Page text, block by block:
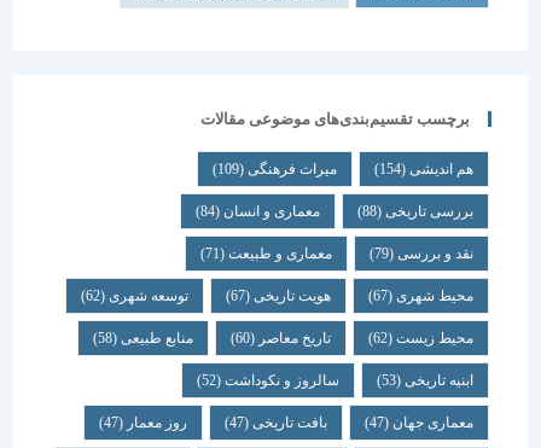
برچسب تقسیم‌بندی‌های موضوعی مقالات
هم اندیشی (154) میراث فرهنگی (109)
بررسی تاریخی (88) معماری و انسان (84)
نقد و بررسی (79) معماری و طبیعت (71)
محیط شهری(67) هویت تاریخی(67) توسعه شهری(62)
محیط زیست(62) تاریخ معاصر(60) منابع طبیعی(58)
ابنیه تاریخی(53) سالروز و نکوداشت(52)
معماری جهان (47) بافت تاریخی(47) روز معمار(47)